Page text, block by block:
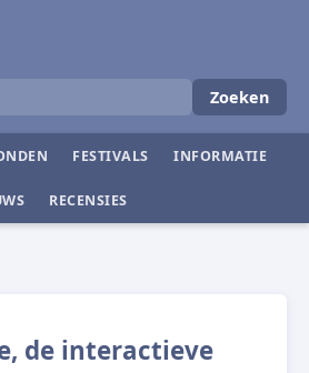
Zoeken
FESTIVALS INFORMATIE
RECENSIES
de interactieve